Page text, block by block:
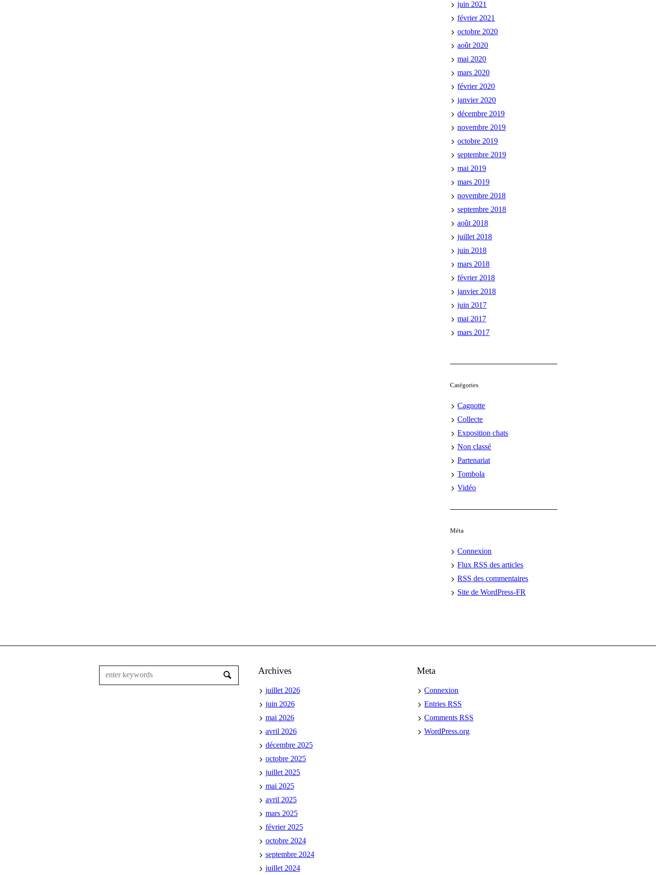
juin 2021
février 2021
octobre 2020
août 2020
mai 2020
mars 2020
février 2020
janvier 2020
décembre 2019
novembre 2019
octobre 2019
septembre 2019
mai 2019
mars 2019
novembre 2018
septembre 2018
août 2018
juillet 2018
juin 2018
mars 2018
février 2018
janvier 2018
juin 2017
mai 2017
mars 2017
Catégories
Cagnotte
Collecte
Exposition chats
Non classé
Partenariat
Tombola
Vidéo
Méta
Connexion
FluxRSS des articles
RSS des commentaires
Site de WordPress-FR
Archives
juillet 2026
juin 2026
mai 2026
avril 2026
décembre 2025
octobre 2025
juillet 2025
mai 2025
avril 2025
mars 2025
février 2025
octobre 2024
septembre 2024
juillet 2024
Meta
Connexion
EntriesRSS
CommentsRSS
WordPress.org